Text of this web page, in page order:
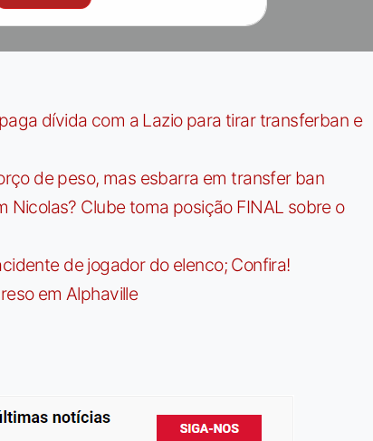
dívida com a Lazio para tirar transferban e
de peso, mas esbarra em transfer ban
Nicolas? Clube toma posição FINAL sobre o
de jogador do elenco; Confira!
em Alphaville